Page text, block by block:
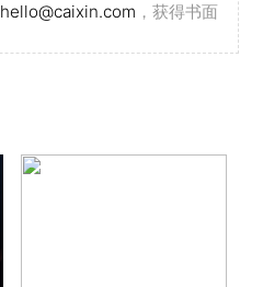
hello@caixin.com ，获得书面